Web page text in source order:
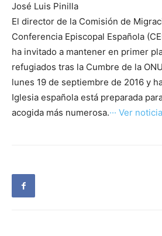
José Luis Pinilla
El director de la Comisión de
Conferencia Episcopal Española
ha invitado a mantener en primer
refugiados tras la Cumbre de la
lunes 19 de septiembre de 2016 y
Iglesia española está preparada
acogida más numerosa.··· Ver noticia